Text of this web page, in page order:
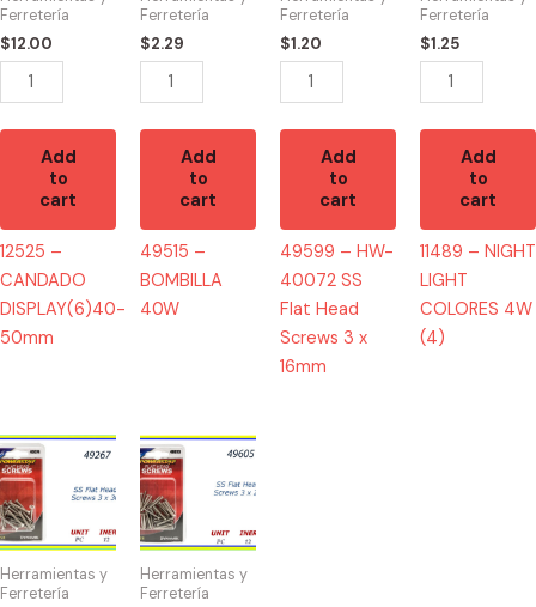
Ferretería
$12.00
quantity
Add
to
cart
12525 –
CANDADO
DISPLAY(6)40-
50mm
Ferretería
$2.29
Add
to
cart
49515 –
BOMBILLA
40W
Ferretería
$1.20
Flat
Head
Screws
3
x
16mm
quantity
Add
to
cart
49599 – HW-
40072 SS
Flat Head
Screws 3 x
16mm
Ferretería
$1.25
4W
(4)
quantity
Add
to
cart
11489 – NIGHT
LIGHT
COLORES 4W
(4)
Herramientas y
Ferretería
49267
-
HW-
40074
SS
Flat
Herramientas y
Ferretería
49605
-
HW-
40073
SS
Flat